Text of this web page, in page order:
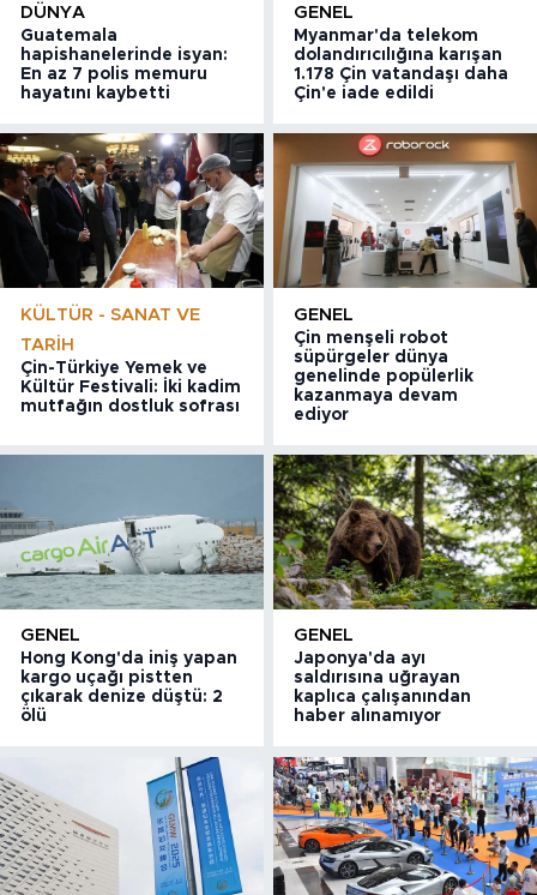
DÜNYA
Guatemala
hapishanelerinde isyan:
En az 7 polis memuru
hayatını kaybetti
GENEL
Myanmar'da telekom
dolandırıcılığına karışan
1.178 Çin vatandaşı daha
Çin'e iade edildi
KÜLTÜR - SANAT VE
TARIH
Çin-Türkiye Yemek ve
Kültür Festivali: İki kadim
mutfağın dostluk sofrası
GENEL
Çin menşeli robot
süpürgeler dünya
genelinde popülerlik
kazanmaya devam
ediyor
GENEL
Hong Kong'da iniş yapan
kargo uçağı pistten
çıkarak denize düştü: 2
ölü
GENEL
Japonya'da ayı
saldırısına uğrayan
kaplıca çalışanından
haber alınamıyor